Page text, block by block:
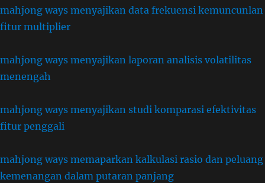
mahjong ways menyajikan data frekuensi kemuncunlan
fitur multiplier
mahjong ways menyajikan laporan analisis volatilitas
menengah
mahjong ways menyajikan studi komparasi efektivitas
fitur penggali
mahjong ways memaparkan kalkulasi rasio dan peluang
kemenangan dalam putaran panjang